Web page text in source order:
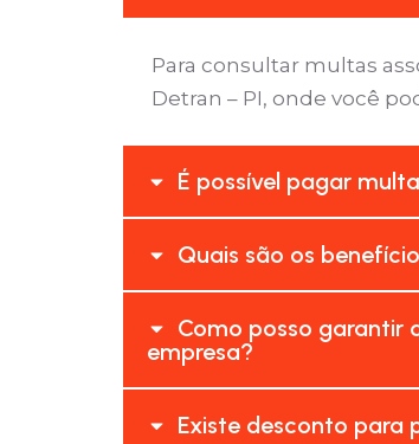
Para consultar multas
Detran – PI, onde você
É possível pagar
Quais são os
Como posso garantir
empresa?
Existe desconto para